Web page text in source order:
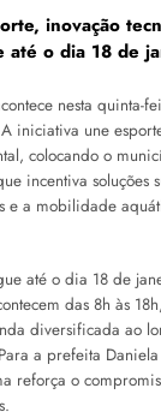
inovação
até o dia 18 de
nesta quinta-
iniciativa une
colocando o
incentiva soluções
e a mobilidade
até o dia 18 de
das 8h às
diversificada ao
a prefeita
reforça o